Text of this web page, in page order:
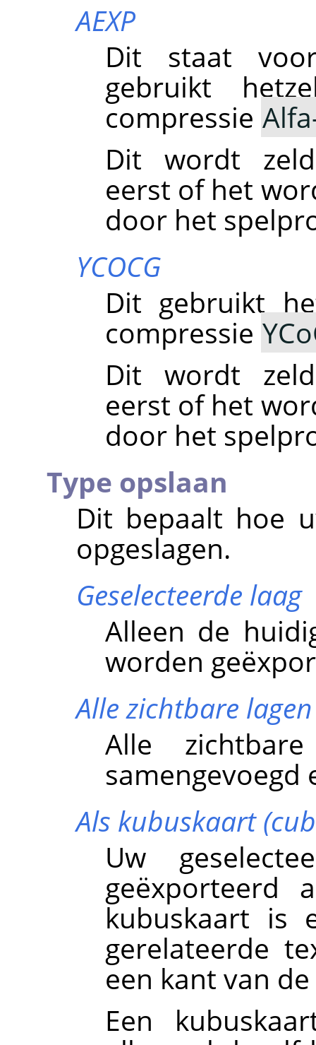
AEXP
Dit staat
gebruikt
compressie
Dit wordt
eerst of het
door het
YCOCG
Dit gebruikt
compressie
Dit wordt
eerst of het
door het
Type opslaan
Dit bepaalt hoe
opgeslagen.
Geselecteerde laag
Alleen de
worden
Alle zichtbare lagen
Alle
samengevoegd
Als kubuskaart
Uw
geëxporteerd
kubuskaart is
gerelateerde
een kant van
Een